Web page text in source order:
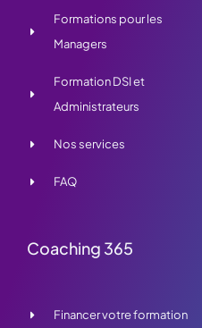
Formations pour les
Managers
Formation DSI et
Administrateurs
Nos services
FAQ
Coaching 365
Financer votre formation